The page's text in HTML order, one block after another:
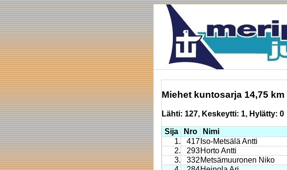
Miehet kuntosarja 14,75 km
Lähti: 127, Keskeytti: 1, Hylätty: 0
Sija Nro Nimi
1.
417 Iso-Metsälä Antti
2.
293Horto Antti
3.
332 Metsämuuronen Niko